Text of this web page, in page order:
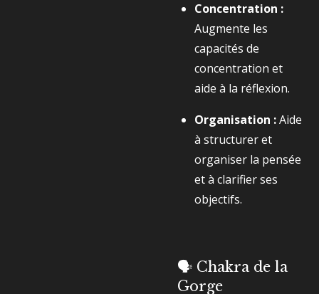
Concentration :
Augmente les
capacités de
concentration et
aide à la réflexion.
Organisation :Aide
à structurer et
organiser la pensée
et à clarifier ses
objectifs.
🗣️ Chakra de la
Gorge